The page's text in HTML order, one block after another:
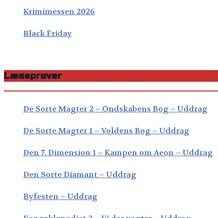
Krimimessen 2026
Black Friday
Læseprøver
De Sorte Magter 2 – Ondskabens Bog – Uddrag
De Sorte Magter 1 – Voldens Bog – Uddrag
Den 7. Dimension 1 – Kampen om Aeon – Uddrag
Den Sorte Diamant – Uddrag
Byfesten – Uddrag